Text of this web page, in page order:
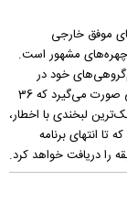
موفق خارجی
چهره‌های مشهور است.
خود در
خانه‌ای مجهز تلاش می‌کنند. این رقابت سنگین در شرایطی صورت می‌گیرد که 36
لبخندی با اخطار،
انتهای برنامه
را دریافت خواهد کرد.